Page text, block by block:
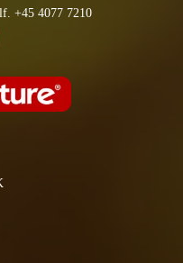
+45 4077 7210